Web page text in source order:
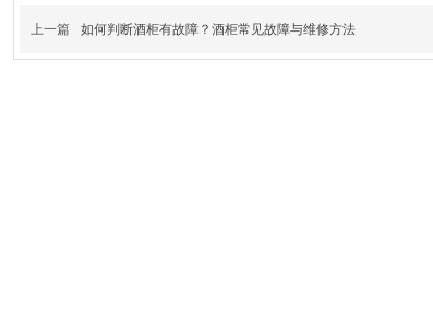
上一篇 如何判断酒柜有故障？酒柜常见故障与维修方法